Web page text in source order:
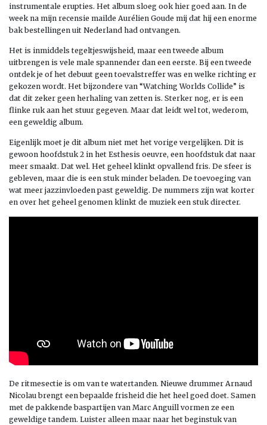
instrumentale erupties. Het album sloeg ook hier goed aan. In de
week na mijn recensie mailde Aurélien Goude mij dat hij een enorme
bak bestellingen uit Nederland had ontvangen.
Het is inmiddels tegeltjeswijsheid, maar een tweede album
uitbrengen is vele male spannender dan een eerste. Bij een tweede
ontdek je of het debuut geen toevalstreffer was en welke richting er
gekozen wordt. Het bijzondere van “Watching Worlds Collide” is
dat dit zeker geen herhaling van zetten is. Sterker nog, er is een
flinke ruk aan het stuur gegeven. Maar dat leidt wel tot, wederom,
een geweldig album.
Eigenlijk moet je dit album niet met het vorige vergelijken. Dit is
gewoon hoofdstuk 2 in het Esthesis oeuvre, een hoofdstuk dat naar
meer smaakt. Dat wel. Het geheel klinkt opvallend fris. De sfeer is
gebleven, maar die is een stuk minder beladen. De toevoeging van
wat meer jazzinvloeden past geweldig. De nummers zijn wat korter
en over het geheel genomen klinkt de muziek een stuk directer.
De ritmesectie is om van te watertanden. Nieuwe drummer Arnaud
Nicolau brengt een bepaalde frisheid die het heel goed doet. Samen
met de pakkende baspartijen van Marc Anguill vormen ze een
geweldige tandem. Luister alleen maar naar het beginstuk van